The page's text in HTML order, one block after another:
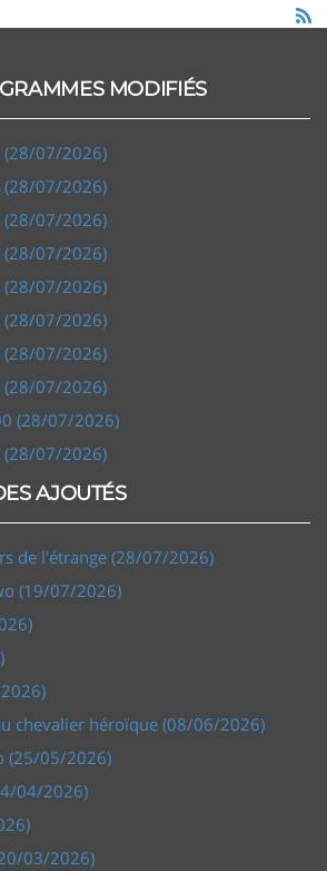
MODIFIÉS
07/2026)
07/2026)
07/2026)
07/2026)
07/2026)
07/2026)
07/2026)
07/2026)
(28/07/2026)
07/2026)
AJOUTÉS
de l'étrange (28/07/2026)
(19/07/2026)
chevalier héroïque (08/06/2026)
(25/05/2026)
04/2026)
03/2026)